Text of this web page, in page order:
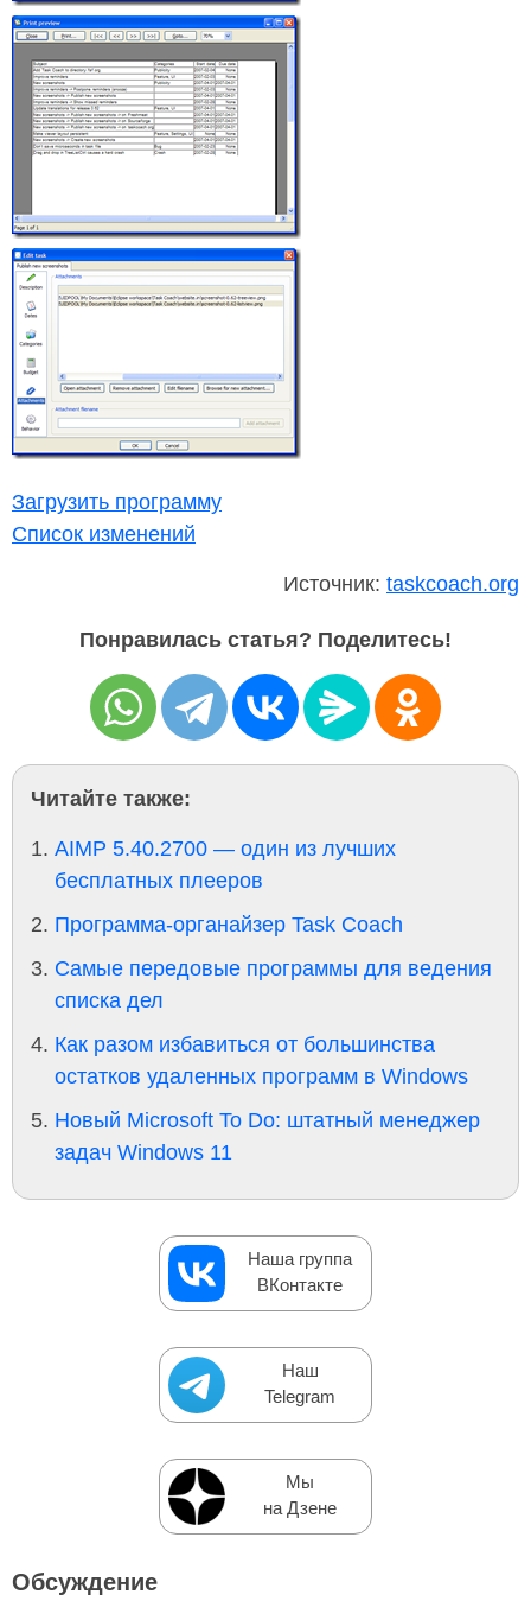
Загрузить программу
Список изменений
Источник: taskcoach.org
Понравилась статья? Поделитесь!
Читайте также:
AIMP 5.40.2700 — один из лучших
бесплатных плееров
Программа-органайзер Task Coach
Самые передовые программы для ведения
списка дел
Как разом избавиться от большинства
остатков удаленных программ в Windows
Новый Microsoft To Do: штатный менеджер
задач Windows 11
Наша группа
ВКонтакте
Наш
Telegram
Мы
на Дзене
Обсуждение